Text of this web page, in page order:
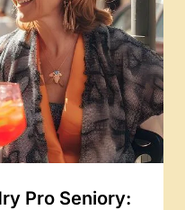
Pro Seniory: